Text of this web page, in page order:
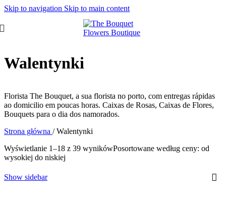
Skip to navigation Skip to main content
Walentynki
Florista The Bouquet, a sua florista no porto, com entregas rápidas
ao domicilio em poucas horas. Caixas de Rosas, Caixas de Flores,
Bouquets para o dia dos namorados.
Strona główna / Walentynki
Wyświetlanie 1–18 z 39 wynikówPosortowane według ceny: od
wysokiej do niskiej
Show sidebar